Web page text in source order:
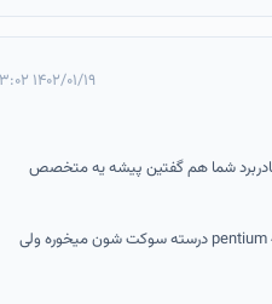
۱۴۰۲/۰۱/۱۹ ۱۳:۰۲
مادربرد شما هم گفتین پیشه یه متخصص
رفتم و اونجا گفتن CPU هایی که شما خریدین core i3 7100 و pentium 4560 درسته سوکت شون میخوره ولی